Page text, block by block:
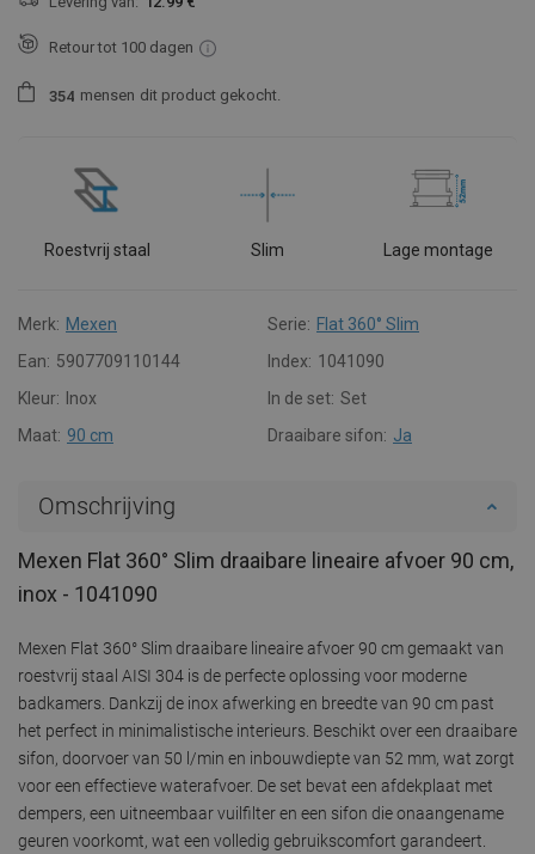
Retour tot 100 dagen
354 mensen dit product gekocht.
Roestvrij staal Slim Lage montage
Merk: Mexen Serie: Flat 360° Slim
Ean: 5907709110144 Index: 1041090
Kleur:
Inox In de set: Set
Maat: 90 cm Draaibare sifon: Ja
Omschrijving
Mexen Flat 360° Slim draaibare lineaire afvoer 90 cm,
inox - 1041090
Mexen Flat 360° Slim draaibare lineaire afvoer 90 cm gemaakt van
roestvrij staal AISI 304 is de perfecte oplossing voor moderne
badkamers. Dankzij de inox afwerking en breedte van 90 cm past
het perfect in minimalistische interieurs. Beschikt over een draaibare
sifon, doorvoer van 50 l/min en inbouwdiepte van 52 mm, wat zorgt
voor een effectieve waterafvoer. De set bevat een afdekplaat met
dempers, een uitneembaar vuilfilter en een sifon die onaangename
geuren voorkomt, wat een volledig gebruikscomfort garandeert.